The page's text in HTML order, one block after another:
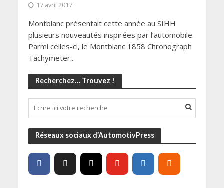
17 avril 2017
Montblanc présentait cette année au SIHH
plusieurs nouveautés inspirées par l’automobile.
Parmi celles-ci, le Montblanc 1858 Chronograph
Tachymeter...
Recherchez… Trouvez !
Réseaux sociaux d’AutomotivPress